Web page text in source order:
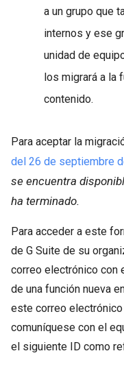
a un grupo que
internos y ese
unidad de
los migrará a la
contenido.
Para aceptar la
del 26 de septiembre
se encuentra
ha terminado.
Para acceder a este
de G Suite de su
correo electrónico con
de una función nueva
este correo
comuníquese con el
el siguiente ID como